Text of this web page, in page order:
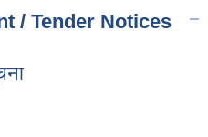
/ Tender Notices